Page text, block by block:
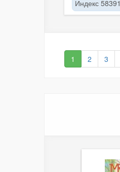
Индекс 58391
1 2 3